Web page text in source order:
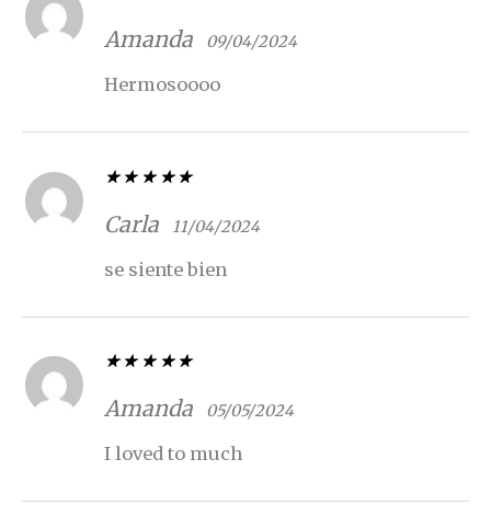
5de 5
Amanda 09/04/2024
Hermosoooo
5de 5
Carla 11/04/2024
se siente bien
5de 5
Amanda 05/05/2024
I loved to much